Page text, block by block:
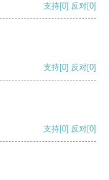
支持[0] 反对[0]
支持[0] 反对[0]
支持[0] 反对[0]